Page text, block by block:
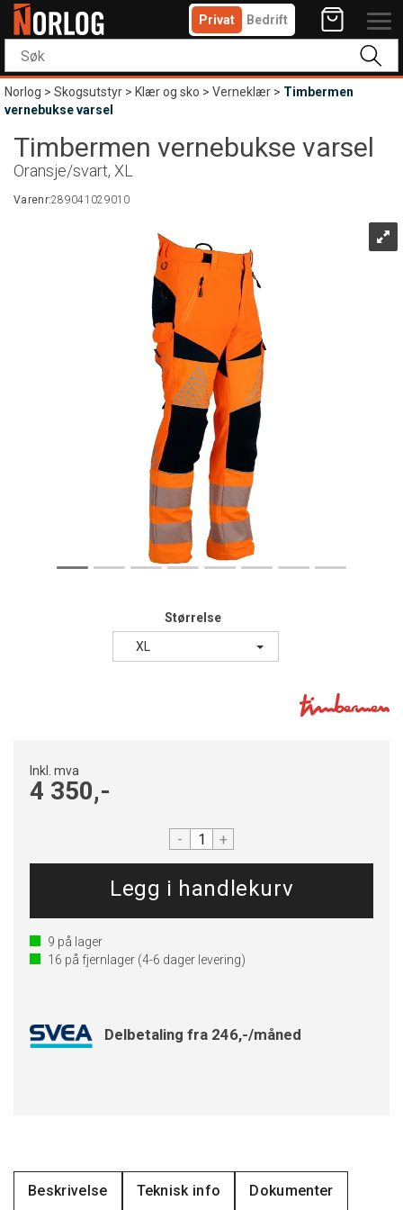
Privat Bedrift
Norlog>Skogsutstyr>Klær og sko>Verneklær>Timbermen
vernebukse varsel
Timbermen vernebukse varsel
Oransje/svart, XL
Varenr:289041029010
Størrelse
XL
Inkl. mva
4 350,-
- +
9 på lager
16 på fjernlager (4-6 dager levering)
Delbetaling fra 246,-/måned
Beskrivelse Teknisk info Dokumenter